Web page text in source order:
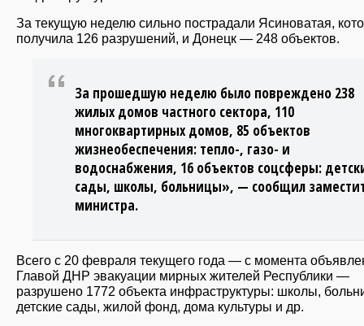
За текущую неделю сильно пострадали Ясиноватая,
получила 126 разрушений, и Донецк — 248 объектов.
За прошедшую неделю было повреждено 238
жилых домов частного сектора, 110
многоквартирных домов, 85 объектов
жизнеобеспечения: тепло-, газо- и
водоснабжения, 16 объектов соцсферы:
сады, школы, больницы», — сообщил
министра.
Всего с 20 февраля текущего года — с момента
Главой ДНР эвакуации мирных жителей Республики —
разрушено 1772 объекта инфраструктуры: школы,
детские сады, жилой фонд, дома культуры и др.